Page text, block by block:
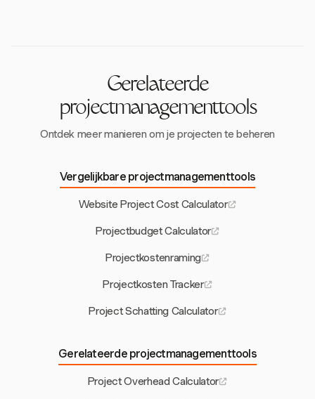
Gerelateerde
projectmanagementtools
Ontdek meer manieren om je projecten te beheren
Vergelijkbare projectmanagementtools
Website Project Cost Calculator
Projectbudget Calculator
Projectkostenraming
Projectkosten Tracker
Project Schatting Calculator
Gerelateerde projectmanagementtools
Project Overhead Calculator